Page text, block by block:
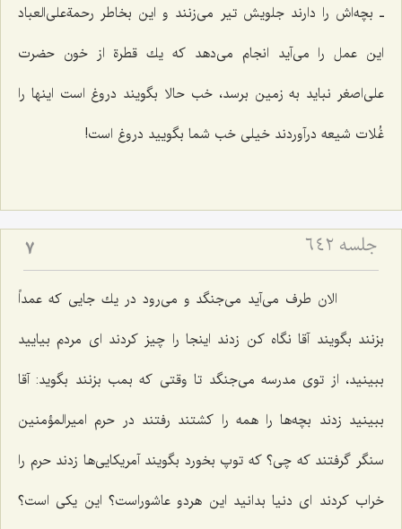
ـ بچه‌اش را دارند جلویش تیر می‌زنند و این بخاطر رحمةعلی‌العباد
این عمل را می‌آید انجام می‌دهد كه یك قطرة از خون حضرت
علی‌اصغر نباید به زمین برسد، خب حالا بگویند دروغ است اینها را
غُلات شیعه درآوردند خیلی خب شما بگویید دروغ است!
جلسه ۶۴۲ 7
الان طرف می‌آید می‌جنگد و می‌رود در یك جایی كه عمداً
بزنند بگویند آقا نگاه كن زدند اینجا را چیز كردند ای مردم بیایید
ببینید، از توی مدرسه می‌جنگد تا وقتی كه بمب بزنند بگوید: آقا
ببینید زدند بچه‌ها را همه را كشتند رفتند در حرم امیرالمؤمنین
سنگر گرفتند كه چی؟ كه توپ بخورد بگویند آمریكایی‌ها زدند حرم را
خراب كردند ای دنیا بدانید این هردو عاشوراست؟ این یكی است؟